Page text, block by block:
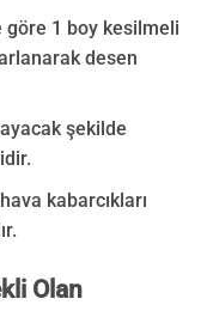
göre 1 boy kesilmeli
desen
şekilde
kabarcıkları
Olan